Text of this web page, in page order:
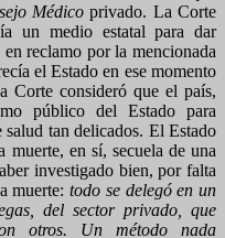
Médico privado. La Corte
un medio estatal para dar
reclamo por la mencionada
el Estado en ese momento
Corte consideró que el país,
público del Estado para
salud tan delicados. El Estado
muerte, en sí, secuela de una
investigado bien, por falta
muerte: todo se delegó en un
del sector privado, que
otros. Un método nada